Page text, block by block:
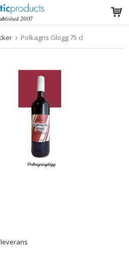
Polkagris Glögg 75 cl